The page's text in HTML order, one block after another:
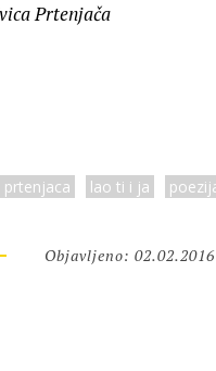
Prtenjača
prtenjaca lao ti i ja
Objavljeno: 02.02.2016